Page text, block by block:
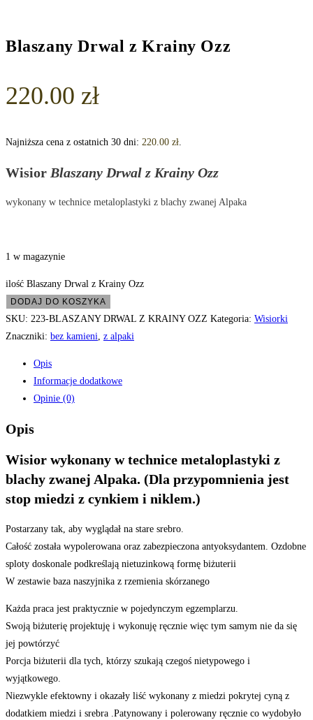
Blaszany Drwal z Krainy Ozz
220.00 zł
Najniższa cena z ostatnich 30 dni: 220.00 zł.
Wisior Blaszany Drwal z Krainy Ozz
wykonany w technice metaloplastyki z blachy zwanej Alpaka
1 w magazynie
ilość Blaszany Drwal z Krainy Ozz
DODAJ DO KOSZYKA
SKU: 223-BLASZANY DRWAL Z KRAINY OZZ Kategoria: Wisiorki
Znaczniki: bez kamieni, z alpaki
Opis
Informacje dodatkowe
Opinie (0)
Opis
Wisior wykonany w technice metaloplastyki z
blachy zwanej Alpaka. (Dla przypomnienia jest
stop miedzi z cynkiem i niklem.)
Postarzany tak, aby wyglądał na stare srebro.
Całość została wypolerowana oraz zabezpieczona antyoksydantem. Ozdobne
sploty doskonale podkreślają nietuzinkową formę biżuterii
W zestawie baza naszyjnika z rzemienia skórzanego
Każda praca jest praktycznie w pojedynczym egzemplarzu.
Swoją biżuterię projektuję i wykonuję ręcznie więc tym samym nie da się
jej powtórzyć
Porcja biżuterii dla tych, którzy szukają czegoś nietypowego i
wyjątkowego.
Niezwykle efektowny i okazały liść wykonany z miedzi pokrytej cyną z
dodatkiem miedzi i srebra .Patynowany i polerowany ręcznie co wydobyło